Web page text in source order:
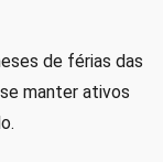
de férias das
manter ativos